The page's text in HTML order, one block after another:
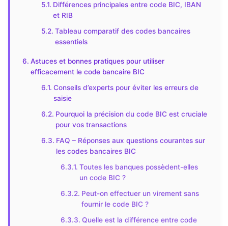
Différences principales entre code BIC, IBAN
et RIB
Tableau comparatif des codes bancaires
essentiels
Astuces et bonnes pratiques pour utiliser
efficacement le code bancaire BIC
Conseils d’experts pour éviter les erreurs de
saisie
Pourquoi la précision du code BIC est cruciale
pour vos transactions
FAQ – Réponses aux questions courantes sur
les codes bancaires BIC
Toutes les banques possèdent-elles
un code BIC ?
Peut-on effectuer un virement sans
fournir le code BIC ?
Quelle est la différence entre code